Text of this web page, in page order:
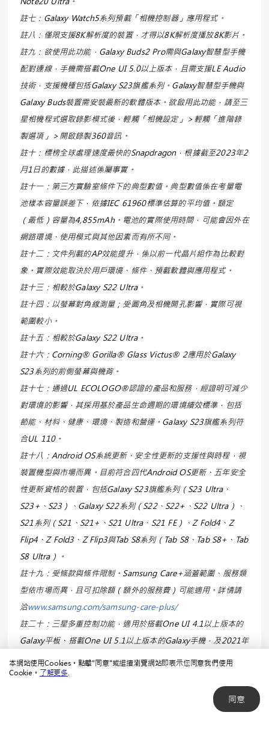
本網站使用Cookies。點擊"同意"或繼續瀏覽網站即表示您同意我們使用
Cookie。 了解更多
同意
註七：Galaxy Watch5系列預載「相機控制器」應用程式。
註八：僅限支援8K解析度的裝置，才得以8K解析度播放8K影片。
註九：欲使用此功能，Galaxy Buds2 Pro需與Galaxy智慧型手機
配對連線，手機需搭載One UI 5.0以上版本，且需支援LE Audio
技術，支援機種包括Galaxy S23旗艦系列。Galaxy智慧型手機與
Galaxy Buds裝置需安裝最新的軟體版本。欲啟用此功能，請至三
星相機程式選取錄影模式後，輕觸「相機設定」＞輕觸「進階錄
製選項」＞開啟錄製360音訊。
註十：標榜全球處理速度最快的Snapdragon，根據截至2023年2
月1日的數據，此描述係屬事實。
註十一：第三方實驗室條件下的典型數值。典型數值係在考量電
池樣本容量誤差下，依據IEC 61960標準估算的平均值。額定
（最低）容量為4,855mAh。電池的實際使用時間，可能會因外在
網路環境、使用模式與其他因素而有所不同。
註十二：文件列載的AP效能提升，係以前一代晶片組作為比較對
象。實際效能取決於用戶環境、條件、預載軟體與應用程式。
註十三：相較於Galaxy S22 Ultra。
註十四：以螢幕對角線測量；受圓角及相機開孔影響，實際可視
範圍較小。
註十五：相較於Galaxy S22 Ultra。
註十六：Corning® Gorilla® Glass Victus® 2應用於Galaxy
S23系列的前側螢幕與機背。
註十七：通過UL ECOLOGO®認證的產品和服務，經證明可減少
對環境的影響，其採用基於產品生命週期的環境績效標準，包括
節能、材料、健康、環境、製造和營運。Galaxy S23旗艦系列符
合UL 110。
註十八：Android OS系統更新、安全性更新的支援性與時程，視
裝置機型與市場而異。目前符合四代Android OS更新、五年安全
性更新資格的裝置，包括Galaxy S23旗艦系列（S23 Ultra、
S23+、S23）、Galaxy S22系列（S22、S22+、S22 Ultra）、
S21系列（S21、S21+、S21 Ultra、S21 FE）、Z Fold4、Z
Flip4、Z Fold3、Z Flip3與Tab S8系列（Tab S8、Tab S8+、Tab
S8 Ultra）。
註十九：受條款與條件限制。Samsung Care+涵蓋範圍、服務類
型依市場而異，且可扣除額（額外的服務費）可能適用。詳情請
洽www.samsung.com/samsung-care-plus/
註二十：三星多重控制功能，適用於搭載One UI 4.1以上版本的
Galaxy平板、搭載One UI 5.1以上版本的Galaxy手機，及2021年
以後上市的Galaxy Book系列裝置，並搭配Samsung Settings
v1.5（Intel）或Samsung Settings v3.3（ARM）其中一者。某
些型號支援的功能可能有限，且手機和PC須登錄相同的三星帳